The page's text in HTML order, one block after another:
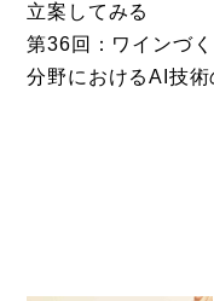
立案してみる
第36回：ワインづ
分野におけるAI技術